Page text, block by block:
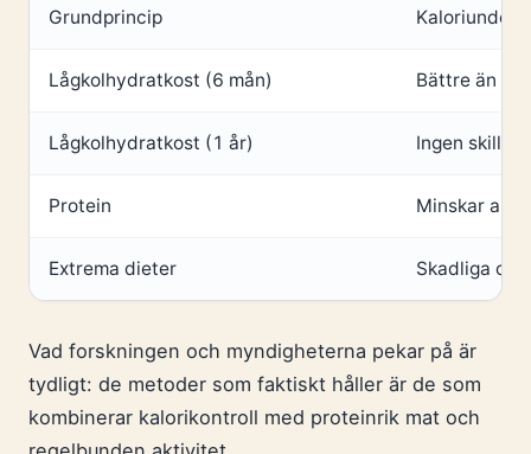
Grundprincip
Lågkolhydratkost (6 mån) Bättre än
Lågkolhydratkost (1 år) Ingen
Protein Minskar
Extrema dieter Skadliga
Vad forskningen och myndigheterna pekar på är
tydligt: de metoder som faktiskt håller är de som
kombinerar kalorikontroll med proteinrik mat och